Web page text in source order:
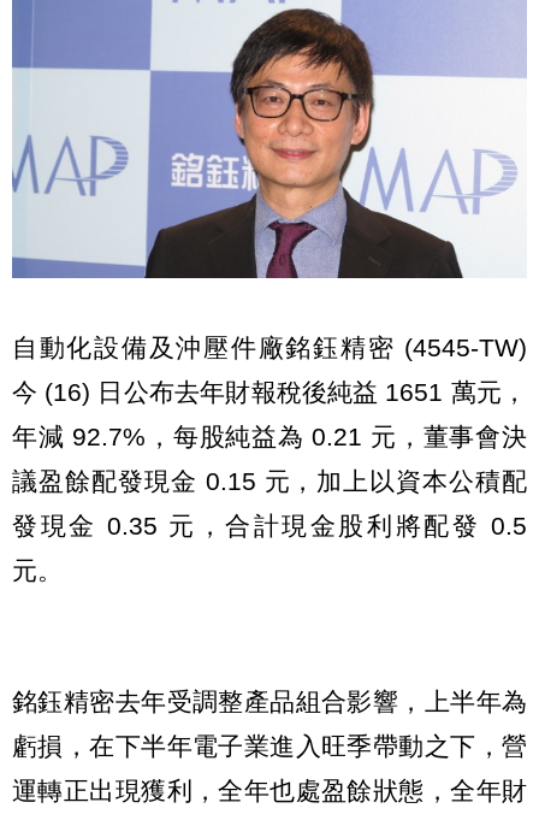
自動化設備及沖壓件廠銘鈺精密 (4545-TW)
今 (16) 日公布去年財報稅後純益 1651 萬元，
年減 92.7%，每股純益為 0.21 元，董事會決
議盈餘配發現金 0.15 元，加上以資本公積配
發現金 0.35 元，合計現金股利將配發 0.5
元。
銘鈺精密去年受調整產品組合影響，上半年為
虧損，在下半年電子業進入旺季帶動之下，營
運轉正出現獲利，全年也處盈餘狀態，全年財